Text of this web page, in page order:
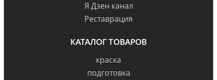
Я Дзен канал
Реставрация
КАТАЛОГ ТОВАРОВ
краска
подготовка